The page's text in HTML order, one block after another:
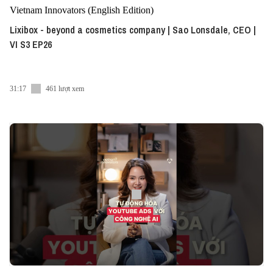
Vietnam Innovators (English Edition)
Lixibox - beyond a cosmetics company | Sao Lonsdale, CEO |
VI S3 EP26
31:17 461 lượt xem